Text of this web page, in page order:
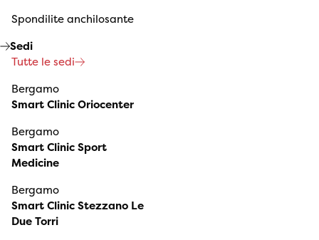
Spondilite anchilosante
Sedi
Tutte le sedi
Bergamo
Smart Clinic Oriocenter
Bergamo
Smart Clinic Sport
Medicine
Bergamo
Smart Clinic Stezzano Le
Due Torri